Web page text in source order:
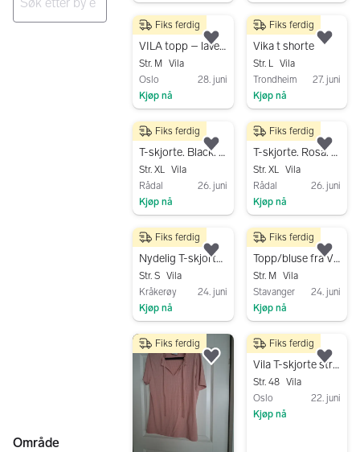
Område
125 kr
VILA topp – lavendel, str. M – som ny
Str. M
Vila
Oslo
28. juni
Kjøp nå
Fiks ferdig
Legg til som favoritt.
50 kr
Vika t shorte
Str. L Vila
Trondheim
27. juni
Kjøp nå
Fiks ferdig
80 kr
T-skjorte. Black. Str XL
Str. XL Vila
Rådal
26. juni
Kjøp nå
Fiks ferdig
Legg til som favoritt.
80 kr
T-skjorte. Rosa. Str XL
Str. XL Vila
Rådal
26. juni
Kjøp nå
Fiks ferdig
140 kr
Nydelig T-skjorte/bluse i str.S, Ny
Str. S Vila
Kråkerøy
24. juni
Kjøp nå
Fiks ferdig
Legg til som favoritt.
75 kr
Topp/bluse fra Vila
Str. M
Vila
Stavanger
24. juni
Kjøp nå
Fiks ferdig
Fiks ferdig
Legg til som favoritt.
150 kr
Vila T-skjorte str 48 hvit
Str. 48 Vila
Oslo
22. juni
Kjøp nå
Fiks ferdig